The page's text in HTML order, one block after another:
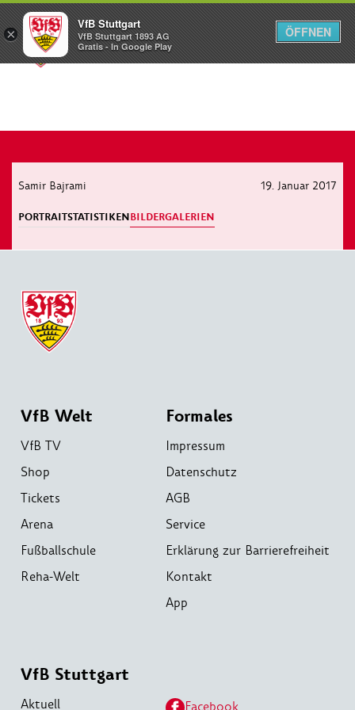
Menü
Samir Bajrami 19. Januar 2017
PORTRAITSTATISTIKENBILDERGALERIEN
VfB Welt
VfB TV
Shop
Tickets
Arena
Fußballschule
Reha-Welt
Formales
Impressum
Datenschutz
AGB
Service
Erklärung zur Barrierefreiheit
Kontakt
App
VfB Stuttgart
Aktuell Facebook
×
VfB Stuttgart
VfB Stuttgart 1893 AG
Gratis - In Google Play
ÖFFNEN